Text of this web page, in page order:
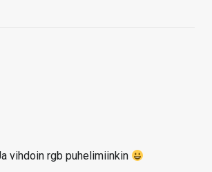
vihdoin rgb puhelimiinkin